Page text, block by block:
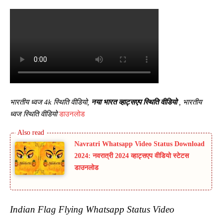
भारतीय ध्वज 4k स्थिति वीडियो, नया भारत व्हाट्सएप स्थिति वीडियो, भारतीय
ध्वज स्थिति वीडियोडाउनलोड
Navratri Whatsapp Video Status Download
2024: नवरात्री 2024 व्हाट्सएप वीडियो स्टेटस
डाउनलोड
Indian Flag Flying Whatsapp Status Video